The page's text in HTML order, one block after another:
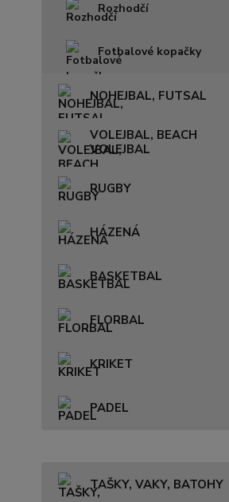
Rozhodčí
Fotbalové kopačky
NOHEJBAL, FUTSAL
VOLEJBAL, BEACH
VOLEJBAL
RUGBY
HÁZENÁ
BASKETBAL
FLORBAL
KRIKET
PADEL
TAŠKY, VAKY, BATOHY